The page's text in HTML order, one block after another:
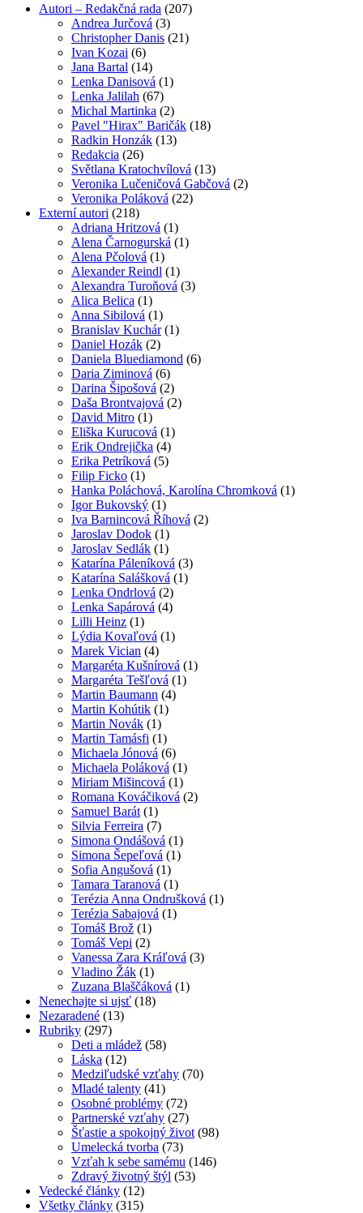
Autori – Redakčná rada (207)
Andrea Jurčová (3)
Christopher Danis (21)
Ivan Kozai (6)
Jana Bartal (14)
Lenka Danisová (1)
Lenka Jalilah (67)
Michal Martinka (2)
Pavel "Hirax" Baričák (18)
Radkin Honzák (13)
Redakcia (26)
Světlana Kratochvílová (13)
Veronika Lučeničová Gabčová (2)
Veronika Poláková (22)
Externí autori (218)
Adriana Hritzová (1)
Alena Čarnogurská (1)
Alena Pčolová (1)
Alexander Reindl (1)
Alexandra Turoňová (3)
Alica Belica (1)
Anna Sibilová (1)
Branislav Kuchár(1)
Daniel Hozák (2)
Daniela Bluediamond (6)
Daria Ziminová (6)
Darina Šipošová (2)
Daša Brontvajová (2)
David Mitro (1)
Eliška Kurucová (1)
Erik Ondrejička (4)
Erika Petríková (5)
Filip Ficko (1)
Hanka Poláchová, Karolína Chromková (1)
Igor Bukovský (1)
Iva Barnincová Říhová (2)
Jaroslav Dodok (1)
Jaroslav Sedlák (1)
Katarína Páleníková (3)
Katarína Salášková (1)
Lenka Ondrlová (2)
Lenka Sapárová (4)
Lilli Heinz (1)
Lýdia Kovaľová (1)
Marek Vician (4)
Margaréta Kušnírová (1)
Margaréta Tešľová (1)
Martin Baumann (4)
Martin Kohútik (1)
Martin Novák (1)
Martin Tamásfi (1)
Michaela Jónová (6)
Michaela Poláková (1)
Miriam Mišincová (1)
Romana Kováčiková (2)
Samuel Barát (1)
Silvia Ferreira (7)
Simona Ondášová (1)
Simona Šepeľová (1)
Sofia Angušová (1)
Tamara Taranová (1)
Terézia Anna Ondrušková (1)
Terézia Sabajová (1)
Tomáš Brož (1)
Tomáš Vepi (2)
Vanessa Zara Kráľová (3)
Vladino Žák (1)
Zuzana Blaščáková (1)
Nenechajte si ujsť (18)
Nezaradené (13)
Rubriky (297)
Deti a mládež (58)
Láska (12)
Medziľudské vzťahy (70)
Mladé talenty (41)
Osobné problémy (72)
Partnerské vzťahy (27)
Šťastie a spokojný život (98)
Umelecká tvorba (73)
Vzťah k sebe samému (146)
Zdravý životný štýl (53)
Vedecké články (12)
Všetky články (315)